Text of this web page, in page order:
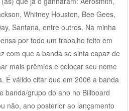
Whitney Houston, Bee Gees,
Santana, entre outros. Na minha
por todo um trabalho feito em
com que a banda se sinta capaz de
mais prêmios e colocar seu nome
É válido citar que em 2006 a banda
banda/grupo do ano no Billboard
não, ano posterior ao lançamento